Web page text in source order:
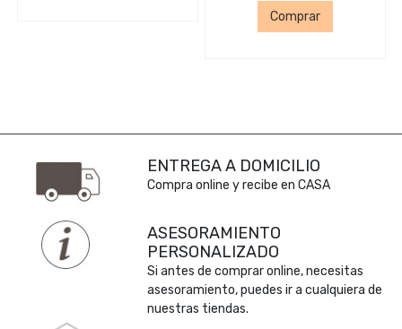
Comprar
ENTREGA A DOMICILIO
Compra online y recibe en CASA
ASESORAMIENTO
PERSONALIZADO
Si antes de comprar online, necesitas
asesoramiento, puedes ir a cualquiera de
nuestras tiendas.